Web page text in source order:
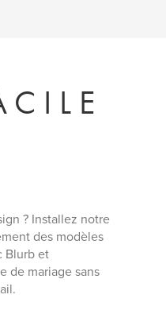
? Installez notre
des modèles
Blurb et
de mariage sans